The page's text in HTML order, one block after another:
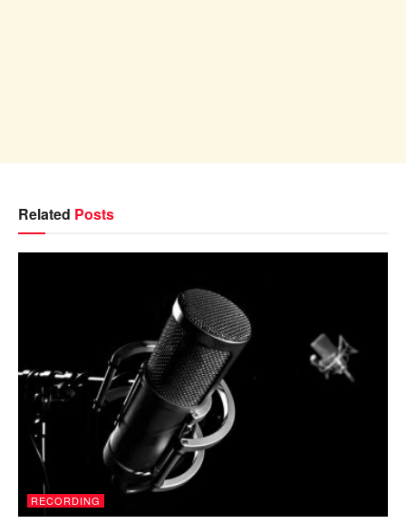
Related Posts
RECORDING